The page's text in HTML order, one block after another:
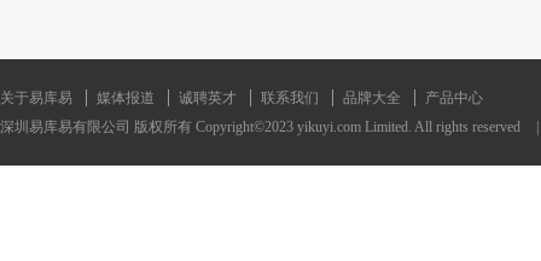
关于易库易 媒体报道 诚聘英才 联系我们 品牌大全
产品中心
深圳易库易有限公司 版权所有 Copyright©2023 yikuyi.com Limited. All rights reserved